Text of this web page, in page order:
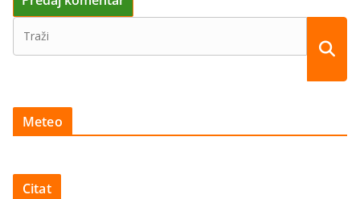
Meteo
Citat